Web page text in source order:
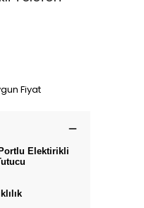
Fiyat
Portlu Elektirikli